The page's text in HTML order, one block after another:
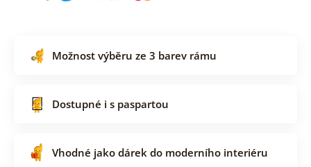
Možnost výběru ze 3 barev rámu
Dostupné i s paspartou
Vhodné jako dárek do moderního interiéru